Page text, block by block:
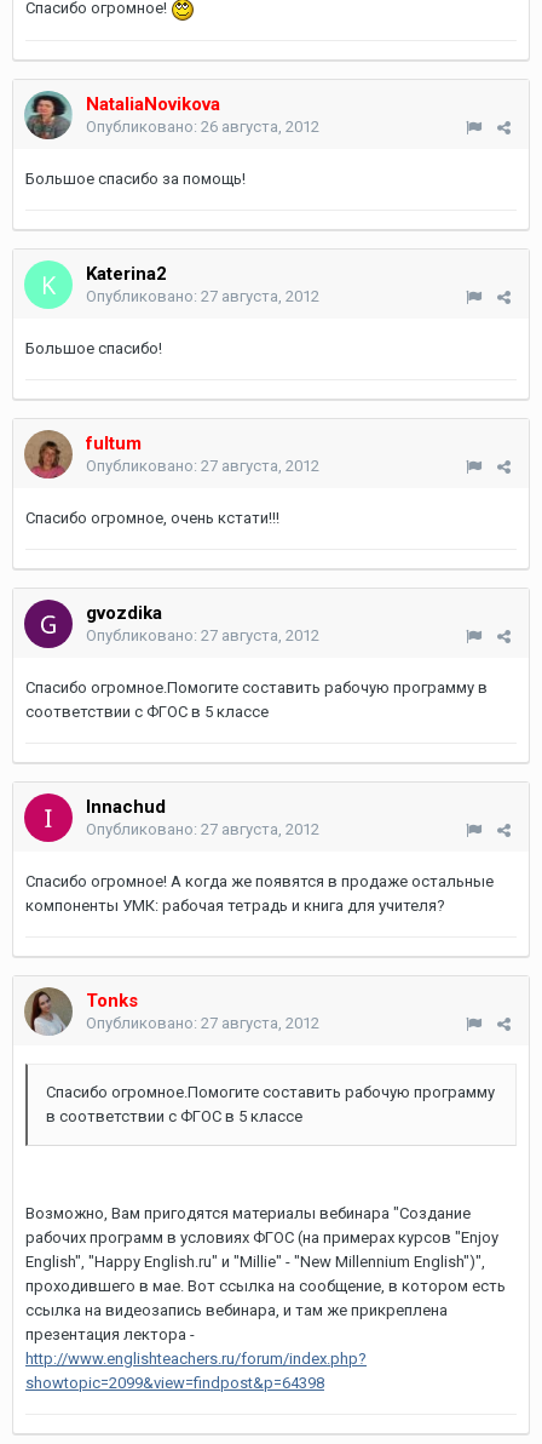
Спасибо огромное!
NataliaNovikova
Опубликовано: 26 августа, 2012
Большое спасибо за помощь!
Katerina2
Опубликовано: 27 августа, 2012
Большое спасибо!
fultum
Опубликовано: 27 августа, 2012
Спасибо огромное, очень кстати!!!
gvozdika
Опубликовано: 27 августа, 2012
Спасибо огромное.Помогите составить рабочую программу в
соответствии с ФГОС в 5 классе
Innachud
Опубликовано: 27 августа, 2012
Спасибо огромное! А когда же появятся в продаже остальные
компоненты УМК: рабочая тетрадь и книга для учителя?
Tonks
Опубликовано: 27 августа, 2012
Спасибо огромное.Помогите составить рабочую программу
в соответствии с ФГОС в 5 классе
Возможно, Вам пригодятся материалы вебинара "Создание
рабочих программ в условиях ФГОС (на примерах курсов "Enjoy
English", "Happy English.ru" и "Millie" - "New Millennium English")",
проходившего в мае. Вот ссылка на сообщение, в котором есть
ссылка на видеозапись вебинара, и там же прикреплена
презентация лектора -
http://www.englishteachers.ru/forum/index.php?
showtopic=2099&view=findpost&p=64398